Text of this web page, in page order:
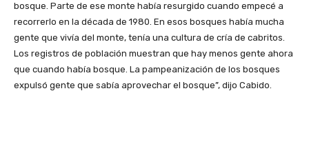
bosque. Parte de ese monte había resurgido cuando empecé a
recorrerlo en la década de 1980. En esos bosques había mucha
gente que vivía del monte, tenía una cultura de cría de cabritos.
Los registros de población muestran que hay menos gente ahora
que cuando había bosque. La pampeanización de los bosques
expulsó gente que sabía aprovechar el bosque”, dijo Cabido.